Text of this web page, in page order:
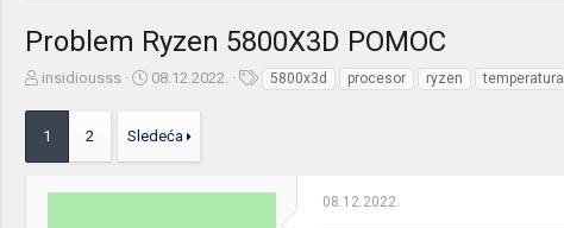
Problem Ryzen 5800X3D POMOC
Z
e
t
insidiousss
D
u
m
08.12.2022.
O5800x3d procesor ryzen temperatura
1 2 Sledeća
08.12.2022.